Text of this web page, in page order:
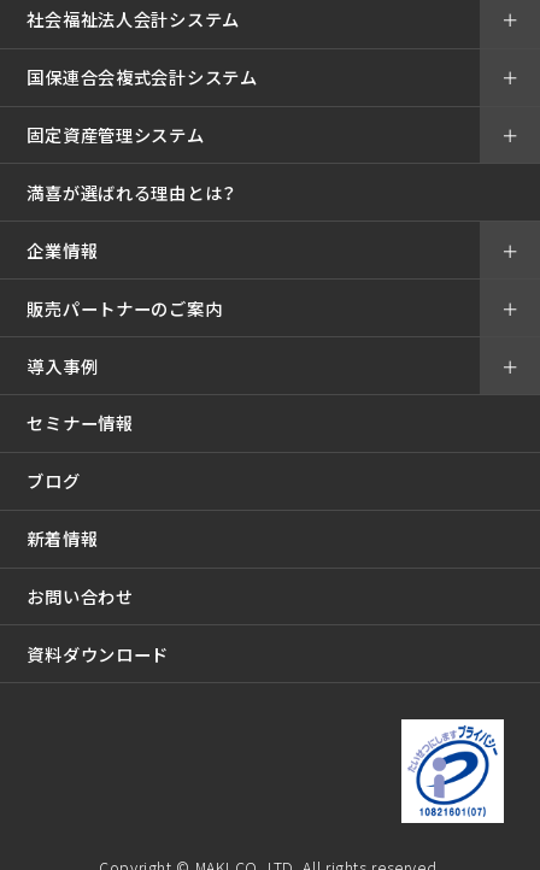
社会福祉法人会計システム ＋
国保連合会複式会計システム ＋
固定資産管理システム ＋
満喜が選ばれる理由とは？
企業情報 ＋
販売パートナーのご案内 ＋
導入事例
セミナー情報
＋
ブログ
新着情報
お問い合わせ
資料ダウンロード